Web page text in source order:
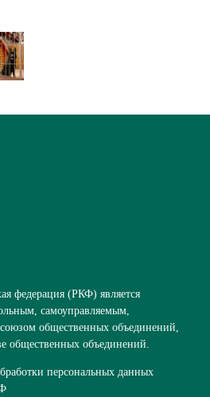
федерация (РКФ) является
самоуправляемым,
общественных объединений,
общественных объединений.
персональных данных